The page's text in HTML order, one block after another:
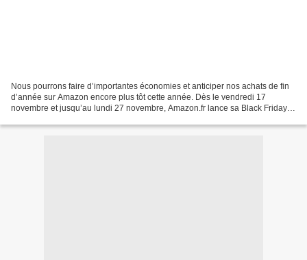
Nous pourrons faire d’importantes économies et anticiper nos achats de fin
d’année sur Amazon encore plus tôt cette année. Dès le vendredi 17
novembre et jusqu’au lundi 27 novembre, Amazon.fr lance sa Black Friday